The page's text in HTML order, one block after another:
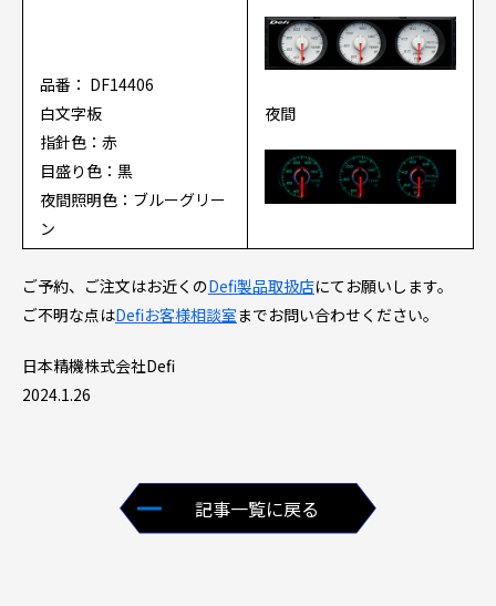
品番： DF14406
白文字板
指針色：赤
目盛り色：黒
夜間照明色：ブルーグリー
ン
夜間
ご予約、ご注文はお近くのDefi製品取扱店にてお願いします。
ご不明な点はDefiお客様相談室までお問い合わせください。
日本精機株式会社Defi
2024.1.26
記事一覧に戻る